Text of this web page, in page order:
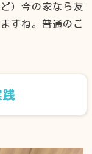
）今の家なら友
すね。普通のご